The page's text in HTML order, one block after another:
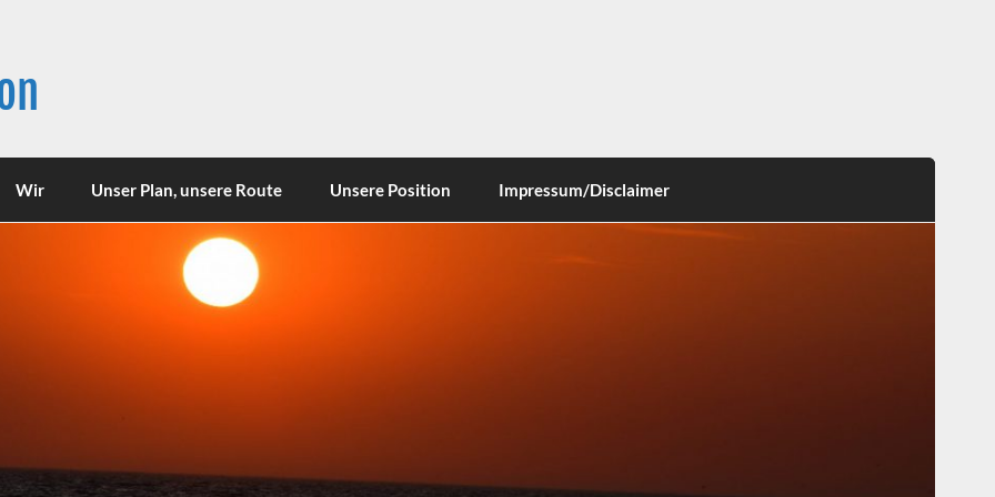
Wir Unser Plan, unsere Route Unsere Position Impressum/Disclaimer